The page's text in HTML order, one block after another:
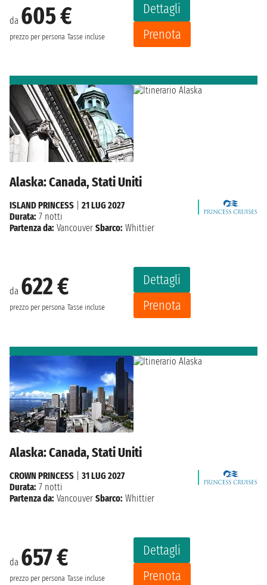
da 605 €
prezzo per persona Tasse incluse
Dettagli
Prenota
Alaska: Canada, Stati Uniti
da 622 €
prezzo per persona Tasse incluse
Dettagli
Prenota
ISLAND PRINCESS
21 LUG 2027
Durata: 7 notti
Partenza da: Vancouver Sbarco: Whittier
Alaska: Canada, Stati Uniti
da 657 €
prezzo per persona Tasse incluse
Dettagli
Prenota
CROWN PRINCESS
31 LUG 2027
Durata: 7 notti
Partenza da: Vancouver Sbarco: Whittier